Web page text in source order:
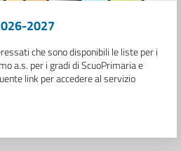
2027
che sono disponibili le liste per i
a.s. per i gradi di ScuoPrimaria e
link per accedere al servizio